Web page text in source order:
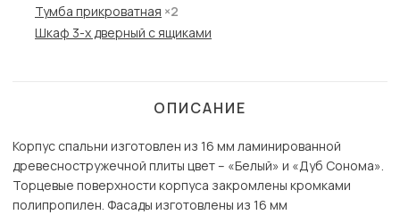
Тумба прикроватная ×2
Шкаф 3-х дверный с ящиками
ОПИСАНИЕ
Корпус спальни изготовлен из 16 мм ламинированной
древесностружечной плиты цвет – «Белый» и «Дуб Сонома».
Торцевые поверхности корпуса закромлены кромками
полипропилен. Фасады изготовлены из 16 мм